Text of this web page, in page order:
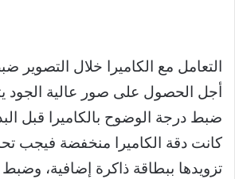
التعامل مع الكاميرا خلال التصوير
أجل الحصول على صور عالية الجود
ضبط درجة الوضوح بالكاميرا قبل
كانت دقة الكاميرا منخفضة فيجب
تزويدها ببطاقة ذاكرة إضافية، وضبط